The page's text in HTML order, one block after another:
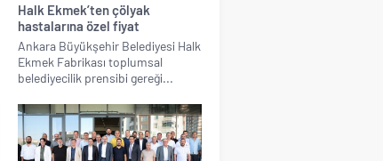
Halk Ekmek’ten çölyak
hastalarına özel fiyat
Ankara Büyükşehir Belediyesi Halk
Ekmek Fabrikası toplumsal
belediyecilik prensibi gereği...